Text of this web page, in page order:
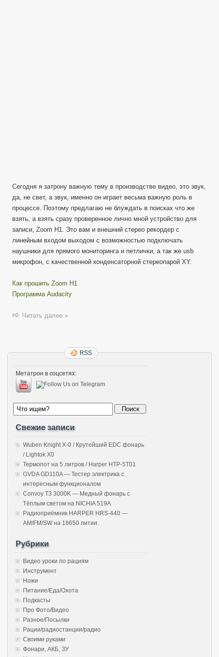
Сегодня я затрону важную тему в производстве видео, это звук,
да, не свет, а звук, именно он играет весьма важную роль в
процессе. Поэтому предлагаю не блуждать в поисках что же
взять, а взять сразу проверенное лично мной устройство для
записи, Zoom H1. Это вам и внешний стерео рекордер с
линейным входом выходом с возможностью подключать
наушники для прямого мониторинга и петлички, а так же usb
микрофон, с качественной конденсаторной стереопарой XY.
Как прошить Zoom H1
Программа Audacity
Читать далее »
RSS
Метатрон в соцсетях:
Свежие записи
Wuben Knight X-0 / Крутейший EDC фонарь
/ Lightok X0
Термопот на 5 литров / Harper HTP-5T01
GVDA GD110A — Тестер электрика с
интересным функционалом
Convoy T3 3000K — Медный фонарь с
Тёплым светом на NICHIA 519A
Радиоприёмник HARPER HRS-440 —
AM/FM/SW на 18650 литии.
Рубрики
Видео уроки по рациям
Инструмент
Ножи
Питание/Еда/Охота
Подкасты
Про Фото/Видео
Разное/Посылки
Рации/радиостанции/радио
Своими руками
Фонари, АКБ, ЗУ